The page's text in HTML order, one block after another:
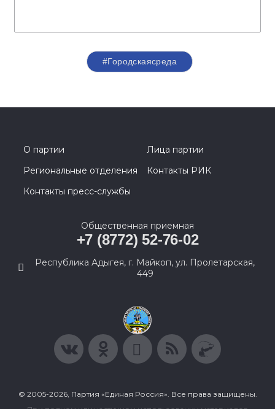
#Городскаясреда
О партии
Лица партии
Региональные отделения
Контакты РИК
Контакты пресс-службы
Общественная приемная
+7 (8772) 52-76-02
Республика Адыгея, г. Майкоп, ул. Пролетарская,
449
© 2005-2026, Партия «Единая Россия». Все права защищены.